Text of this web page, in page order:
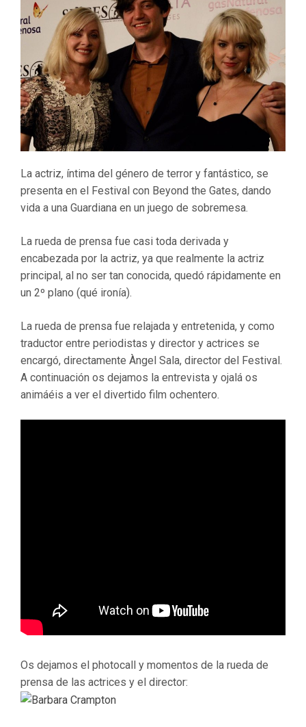
La actriz, íntima del género de terror y fantástico, se
presenta en el Festival con Beyond the Gates, dando
vida a una Guardiana en un juego de sobremesa.
La rueda de prensa fue casi toda derivada y
encabezada por la actriz, ya que realmente la actriz
principal, al no ser tan conocida, quedó rápidamente en
un 2º plano (qué ironía).
La rueda de prensa fue relajada y entretenida, y como
traductor entre periodistas y director y actrices se
encargó, directamente Àngel Sala, director del Festival.
A continuación os dejamos la entrevista y ojalá os
animáéis a ver el divertido film ochentero.
Os dejamos el photocall y momentos de la rueda de
prensa de las actrices y el director: